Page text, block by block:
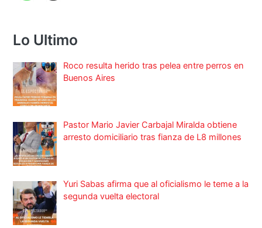
Lo Ultimo
Roco resulta herido tras pelea entre perros en
Buenos Aires
Pastor Mario Javier Carbajal Miralda obtiene
arresto domiciliario tras fianza de L8 millones
Yuri Sabas afirma que al oficialismo le teme a la
segunda vuelta electoral